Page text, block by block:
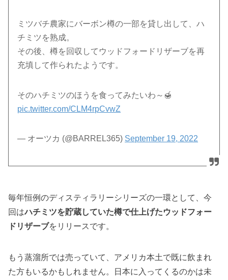
ミツバチ農家にバーボン樽の一部を貸し出して、ハ
チミツを熟成。
その後、樽を回収してウッドフォードリザーブを再
充填して作られたようです。
そのハチミツのほうを食ってみたいわ～🍯
pic.twitter.com/CLM4rpCvwZ
— オーツカ (@BARREL365) September 19, 2022
毎年恒例のディスティラリーシリーズの一環として、今
回はハチミツを貯蔵していた樽で仕上げたウッドフォー
ドリザーブをリリースです。
もう蒸溜所では売っていて、アメリカ本土で既に飲まれ
た方もいるかもしれません。日本に入ってくるのかは未